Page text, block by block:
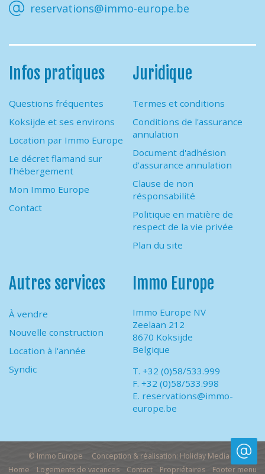
reservations@immo-europe.be
Infos pratiques
Questions fréquentes
Koksijde et ses environs
Location par Immo Europe
Le décret flamand sur
l’hébergement
Mon Immo Europe
Contact
Juridique
Termes et conditions
Conditions de l'assurance
annulation
Document d'adhésion
d'assurance annulation
Clause de non
résponsabilité
Politique en matière de
respect de la vie privée
Plan du site
Autres services
À vendre
Nouvelle construction
Location à l'année
Syndic
Immo Europe
Immo Europe NV
Zeelaan 212
8670 Koksijde
Belgique
T. +32 (0)58/533.999
F. +32 (0)58/533.998
E. reservations@immo-
europe.be
© Immo Europe
Conception & réalisation: Holiday Media
Home
Logements de vacances Contact Propriétaires Footer menu